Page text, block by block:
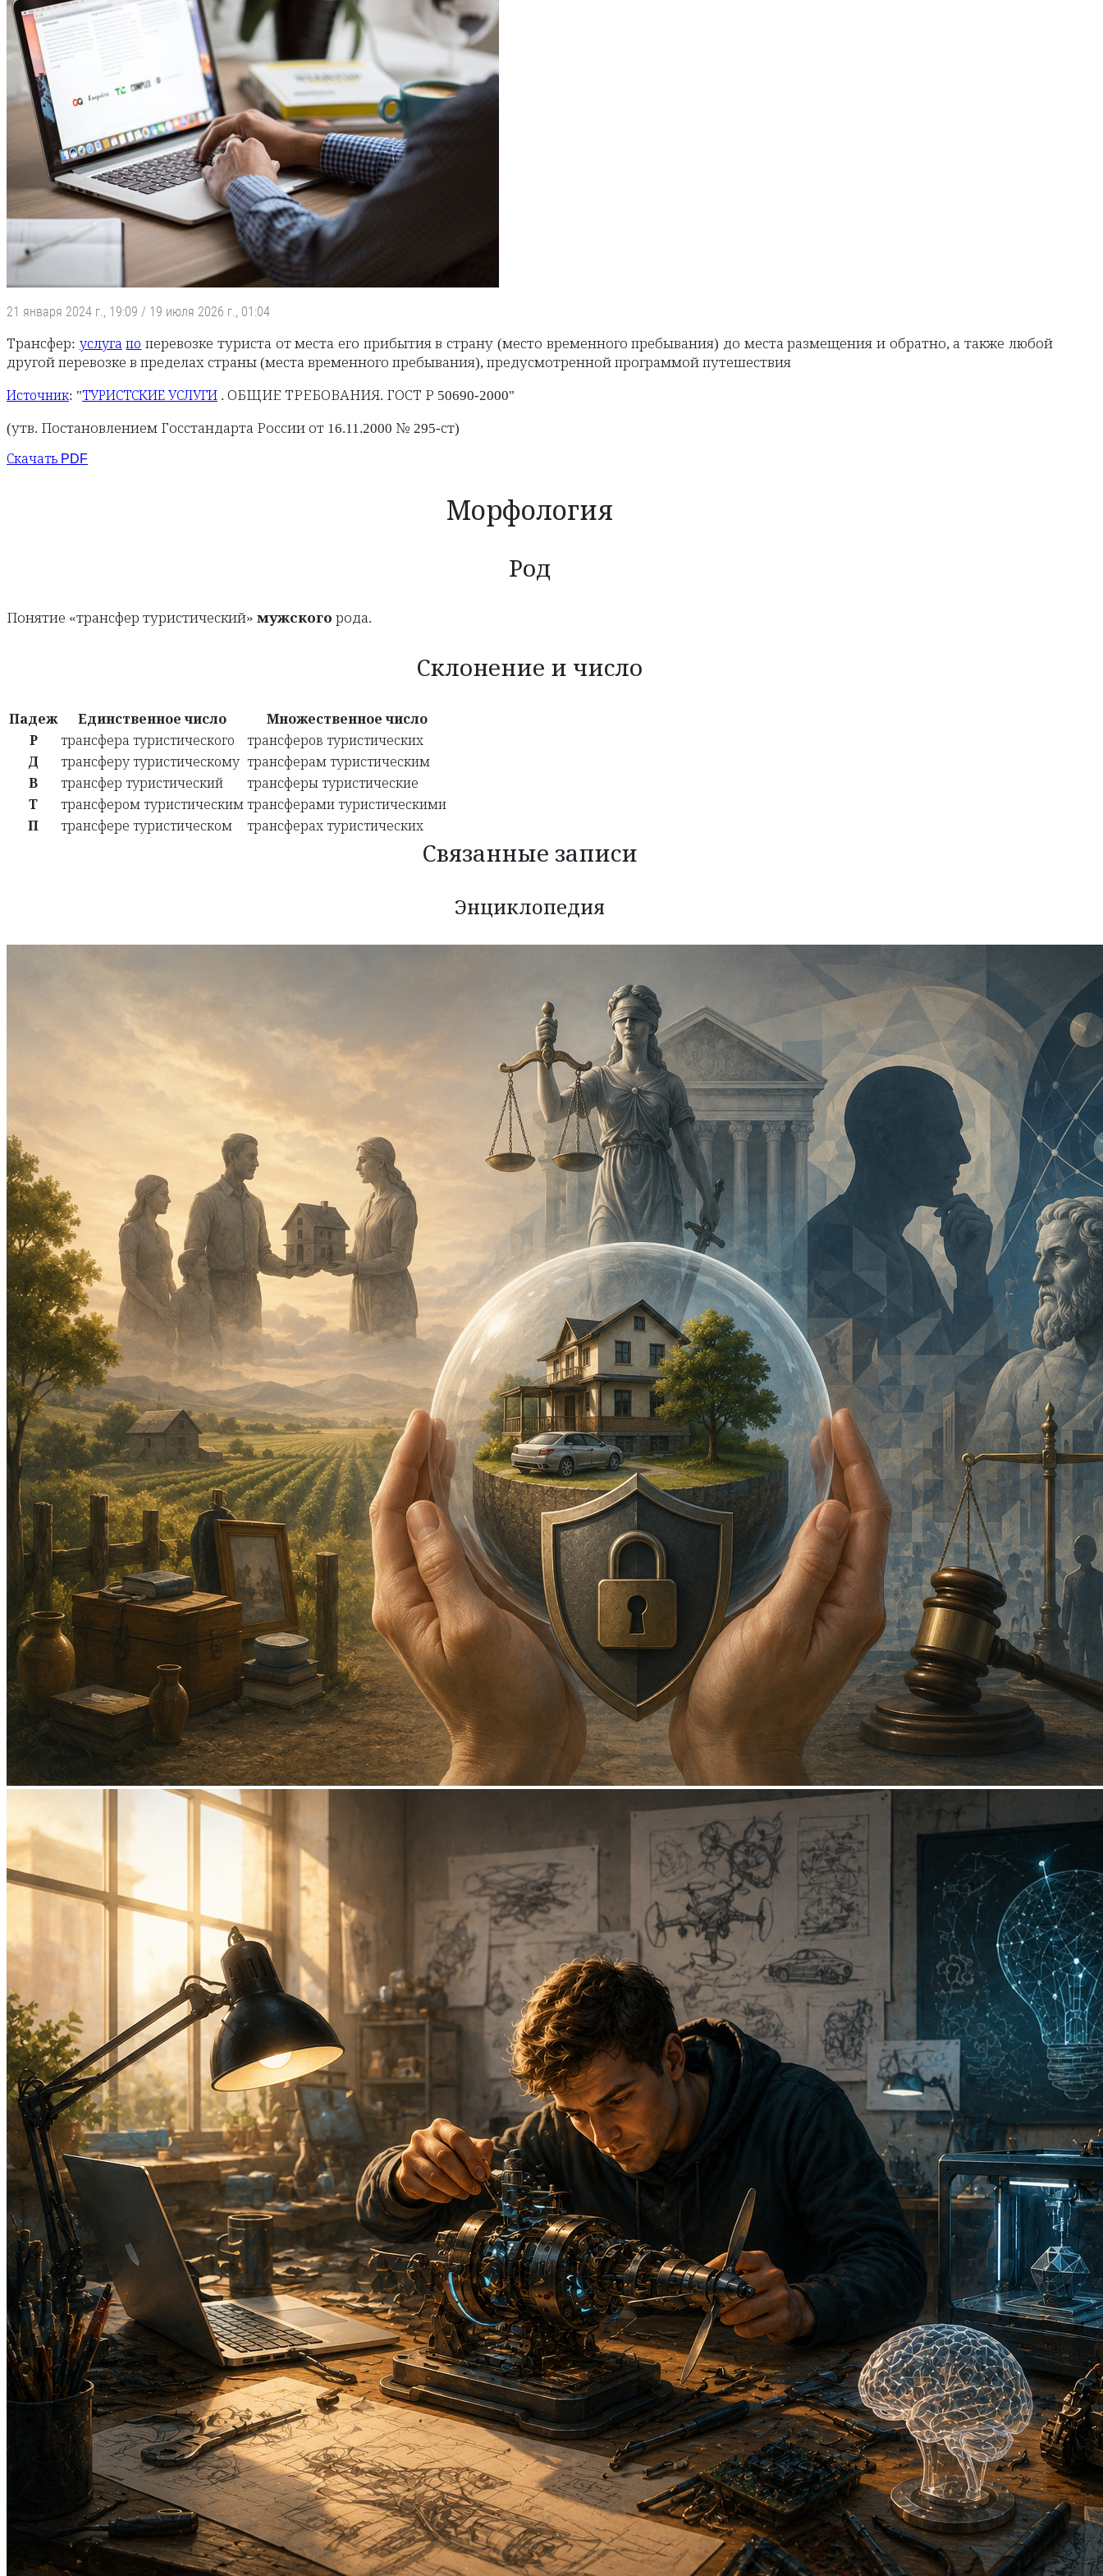
21 января 2024 г., 19:09 / 19 июля 2026 г., 01:04
Трансфер: услуга по перевозке туриста от места его прибытия в страну (место временного пребывания) до места размещения и обратно, а также любой
другой перевозке в пределах страны (места временного пребывания), предусмотренной программой путешествия
Источник: "ТУРИСТСКИЕ УСЛУГИ . ОБЩИЕ ТРЕБОВАНИЯ. ГОСТ Р 50690-2000"
(утв. Постановлением Госстандарта России от 16.11.2000 № 295-ст)
Скачать PDF
Морфология
Род
Понятие «трансфер туристический» мужского рода.
Склонение и число
Падеж Единственное число
Множественное число
Р
трансфера туристического
трансферов туристических
Д
трансферу туристическому трансферам туристическим
В
трансфер туристический
трансферы туристические
Т
трансфером туристическим трансферами туристическими
П
трансфере туристическом трансферах туристических
Связанные записи
Энциклопедия